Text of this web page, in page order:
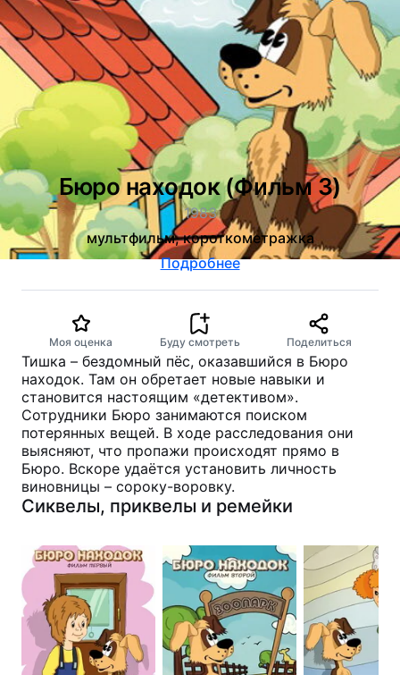
Бюро находок (Фильм 3)
1983
мультфильм, короткометражка
Подробнее
Моя оценка Буду смотреть Поделиться
Тишка – бездомный пёс, оказавшийся в Бюро
находок. Там он обретает новые навыки и
становится настоящим «детективом».
Сотрудники Бюро занимаются поиском
потерянных вещей. В ходе расследования они
выясняют, что пропажи происходят прямо в
Бюро. Вскоре удаётся установить личность
виновницы – сороку-воровку.
Сиквелы, приквелы и ремейки